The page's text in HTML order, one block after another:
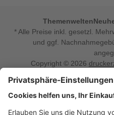
Themenwelten
* Alle Preise inkl. gesetzl.
und ggf.
Copyright © 2026
Vertrag
Druckerzubehoer.de –
Sie sind auf der Suche nach